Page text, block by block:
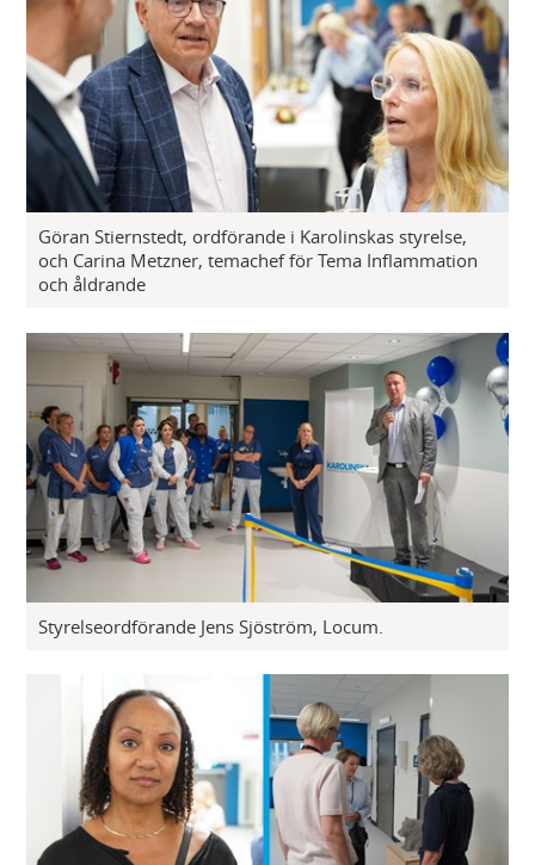
Göran Stiernstedt, ordförande i Karolinskas styrelse,
och Carina Metzner, temachef för Tema Inflammation
och åldrande
Styrelseordförande Jens Sjöström, Locum.